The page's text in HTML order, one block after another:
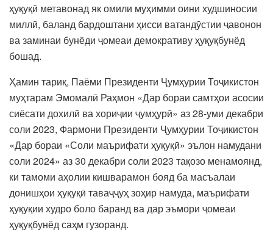
ҳуқуқӣ метавонад як омили муҳимми оини худшиносии
миллӣ, баланд бардоштани ҳисси ватандӯстии ҷавонон
ва заминаи бунёди ҷомеаи демокративу ҳуқуқбунёд
бошад.
Ҳамин тариқ, Паёми Президенти Ҷумҳурии Тоҷикистон
муҳтарам Эмомалӣ Раҳмон «Дар бораи самтҳои асосии
сиёсати дохилӣ ва хориҷии ҷумҳурӣ» аз 28-уми декабри
соли 2023, Фармони Президенти Ҷумҳурии Тоҷикистон
«Дар бораи «Соли маърифати ҳуқуқӣ» эълон намудани
соли 2024» аз 30 декабри соли 2023 тақозо менамоянд,
ки тамоми аҳолии кишварамон бояд ба масъалаи
донишҳои ҳуқуқӣ таваҷҷуҳ зоҳир намуда, маърифати
ҳуқуқии худро боло баранд ва дар эъмори ҷомеаи
ҳуқуқбунёд саҳм гузоранд.